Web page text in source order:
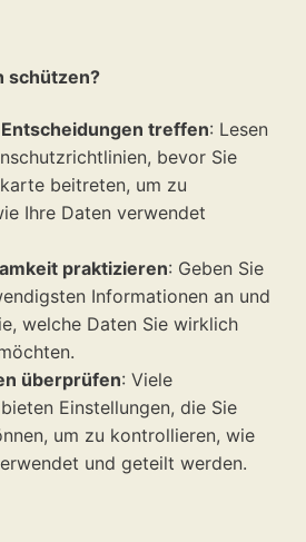
schützen?
treffen: Lesen
bevor Sie
beitreten, um zu
Ihre Daten verwendet
praktizieren: Geben Sie
Informationen an und
welche Daten Sie wirklich
überprüfen: Viele
Einstellungen, die Sie
um zu kontrollieren, wie
und geteilt werden.